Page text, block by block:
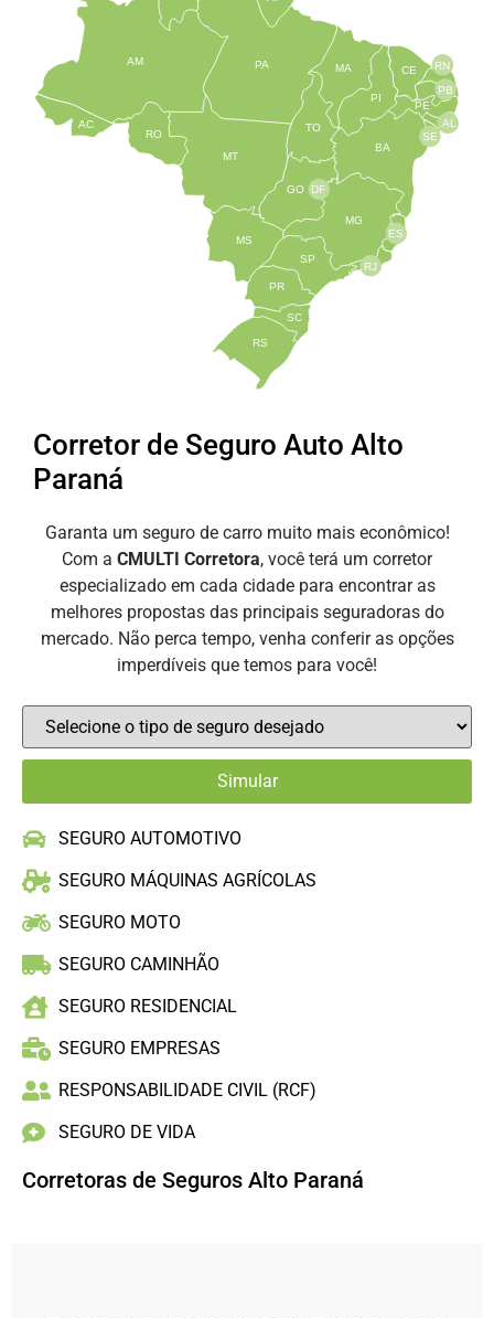
TO
BA
SE
PE
AL
RN
CE
PI
MA
PA
AM
AC
RO
MT
MS
GO
PR
SC
RS
SP
MG
RJ
ES
DF
PB
Corretor de Seguro Auto Alto
Paraná
Garanta um seguro de carro muito mais econômico!
Com a CMULTI Corretora, você terá um corretor
especializado em cada cidade para encontrar as
melhores propostas das principais seguradoras do
mercado. Não perca tempo, venha conferir as opções
imperdíveis que temos para você!
SEGURO AUTOMOTIVO
SEGURO MÁQUINAS AGRÍCOLAS
SEGURO MOTO
SEGURO CAMINHÃO
SEGURO RESIDENCIAL
SEGURO EMPRESAS
RESPONSABILIDADE CIVIL (RCF)
SEGURO DE VIDA
Corretoras de Seguros Alto Paraná